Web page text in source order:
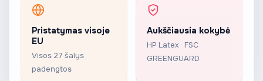
Pristatymas visoje
EU
Visos 27 šalys
padengtos
Aukščiausia kokybė
HP Latex · FSC ·
GREENGUARD